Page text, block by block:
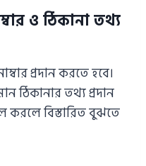
ও ঠিকানা তথ্য
প্রদান করতে হবে।
ঠিকানার তথ্য প্রদান
করলে বিস্তারিত বুঝতে